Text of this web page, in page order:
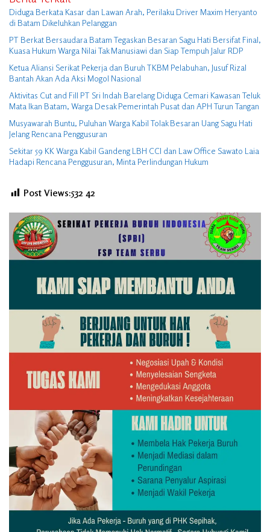
Diduga Berkata Kasar dan Lawan Arah, Perilaku Driver Maxim Heryanto
di Batam Dikeluhkan Pelanggan
PT Berkat Bersaudara Batam Tegaskan Besaran Sagu Hati Bersifat Final,
Kuasa Hukum Warga Nilai Tak Manusiawi dan Siap Tempuh Jalur RDP
Ketua Aliansi Serikat Pekerja dan Buruh TKBM Pelabuhan, Jusuf Rizal
Bantah Akan Ada Aksi Mogol Nasional
Aktivitas Cut and Fill PT Sri Indah Barelang Diduga Cemari Kawasan Teluk
Mata Ikan Batam, Warga Desak Pemerintah Pusat dan APH Turun Tangan
Musyawarah Buntu, Puluhan Warga Kabil Tolak Besaran Uang Sagu Hati
Jelang Rencana Penggusuran
Sekitar 59 KK Warga Kabil Gandeng LBH CCI dan Law Office Sawato Laia
Hadapi Rencana Penggusuran, Minta Perlindungan Hukum
Post Views:532 42